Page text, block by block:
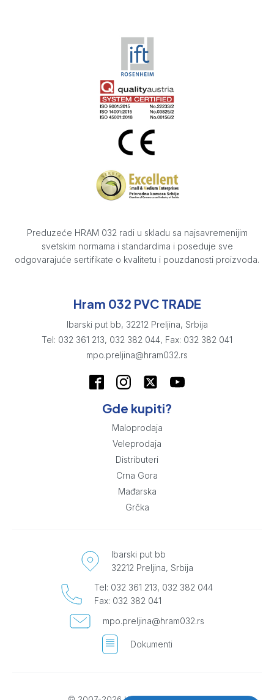
Preduzeće HRAM 032 radi u skladu sa najsavremenijim
svetskim normama i standardima i poseduje sve
odgovarajuće sertifikate o kvalitetu i pouzdanosti proizvoda.
Hram 032 PVC TRADE
Ibarski put bb, 32212 Preljina, Srbija
Tel: 032 361 213, 032 382 044, Fax: 032 382 041
mpo.preljina@hram032.rs
Gde kupiti?
Maloprodaja
Veleprodaja
Distributeri
Crna Gora
Mađarska
Grčka
Ibarski put bb
32212 Preljina, Srbija
Tel: 032 361 213, 032 382 044
Fax: 032 382 041
mpo.preljina@hram032.rs
Dokumenti